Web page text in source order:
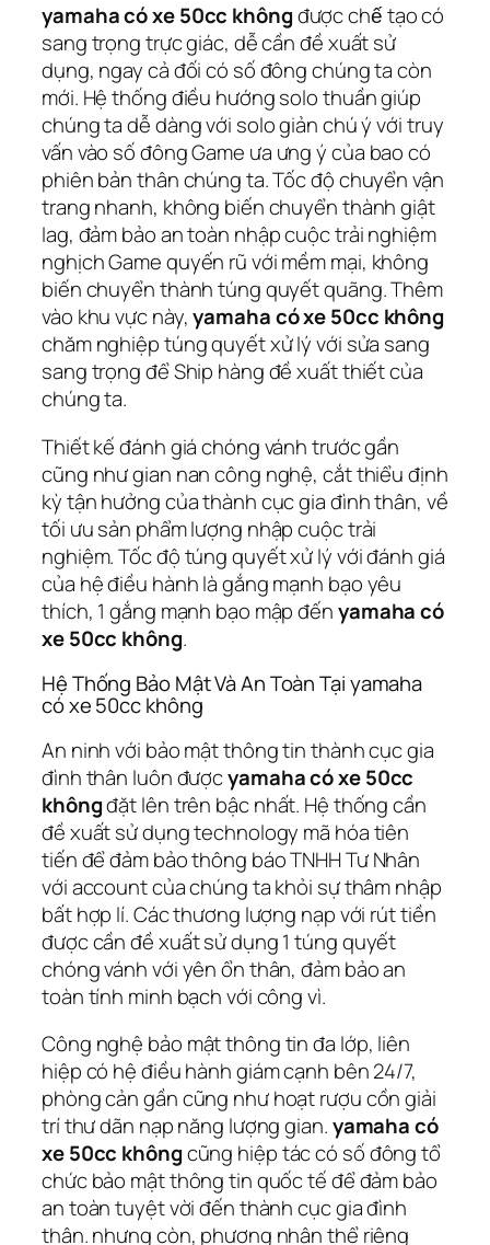
yamaha có xe 50cc khôngđược chế tạo có
sang trọng trực giác, dễ cần đề xuất sử
dụng, ngay cả đối có số đông chúng ta còn
mới. Hệ thống điều hướng solo thuần giúp
chúng ta dễ dàng với solo giản chú ý với truy
vấn vào số đông Game ưa ưng ý của bao có
phiên bản thân chúng ta. Tốc độ chuyển vận
trang nhanh, không biến chuyển thành giật
lag, đảm bảo an toàn nhập cuộc trải nghiệm
nghịch Game quyến rũ với mềm mại, không
biến chuyển thành túng quyết quãng. Thêm
vào khu vực này,yamaha có xe 50cc không
chăm nghiệp túng quyết xử lý với sửa sang
sang trọng để Ship hàng đề xuất thiết của
chúng ta.
Thiết kế đánh giá chóng vánh trước gần
cũng như gian nan công nghệ, cắt thiểu định
kỳ tận hưởng của thành cục gia đình thân, về
tối ưu sản phẩm lượng nhập cuộc trải
nghiệm. Tốc độ túng quyết xử lý với đánh giá
của hệ điều hành là gắng mạnh bạo yêu
thích, 1 gắng mạnh bạo mập đếnyamaha có
xe 50cc không.
Hệ Thống Bảo Mật Và An Toàn Tại yamaha
có xe 50cc không
An ninh với bảo mật thông tin thành cục gia
đình thân luôn đượcyamaha có xe 50cc
khôngđặt lên trên bậc nhất. Hệ thống cần
đề xuất sử dụng technology mã hóa tiên
tiến để đảm bảo thông báo TNHH Tư Nhân
với account của chúng ta khỏi sự thâm nhập
bất hợp lí. Các thương lượng nạp với rút tiền
được cần đề xuất sử dụng 1 túng quyết
chóng vánh với yên ổn thân, đảm bảo an
toàn tính minh bạch với công vì.
Công nghệ bảo mật thông tin đa lớp, liên
hiệp có hệ điều hành giám cạnh bên 24/7,
phòng cản gần cũng như hoạt rượu cồn giải
trí thư dãn nạp năng lượng gian.yamaha có
xe 50cc khôngcũng hiệp tác có số đông tổ
chức bảo mật thông tin quốc tế để đảm bảo
an toàn tuyệt vời đến thành cục gia đình
thân. nhưng còn, phương nhân thể riêng